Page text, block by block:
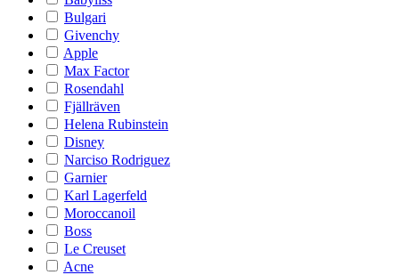
Bulgari
Givenchy
Apple
Max Factor
Rosendahl
Fjällräven
Helena Rubinstein
Disney
Narciso Rodriguez
Garnier
Karl Lagerfeld
Moroccanoil
Boss
Le Creuset
Acne